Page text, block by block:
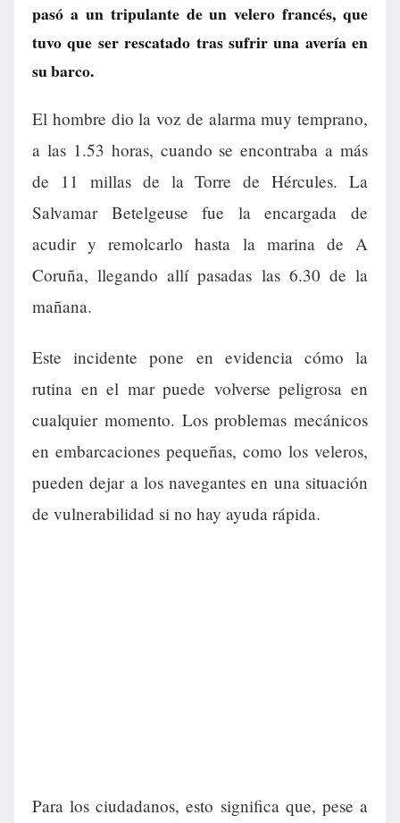
pasó a un tripulante de un velero francés, que
tuvo que ser rescatado tras sufrir una avería en
su barco.
El hombre dio la voz de alarma muy temprano,
a las 1.53 horas, cuando se encontraba a más
de 11 millas de la Torre de Hércules. La
Salvamar Betelgeuse fue la encargada de
acudir y remolcarlo hasta la marina de A
Coruña, llegando allí pasadas las 6.30 de la
mañana.
Este incidente pone en evidencia cómo la
rutina en el mar puede volverse peligrosa en
cualquier momento. Los problemas mecánicos
en embarcaciones pequeñas, como los veleros,
pueden dejar a los navegantes en una situación
de vulnerabilidad si no hay ayuda rápida.
Para los ciudadanos, esto significa que, pese a